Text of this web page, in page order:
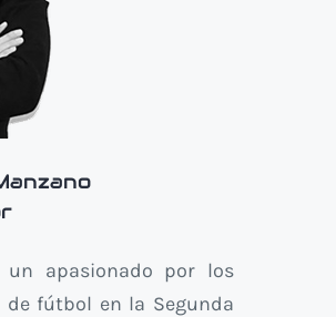
un apasionado por los
fútbol en la Segunda